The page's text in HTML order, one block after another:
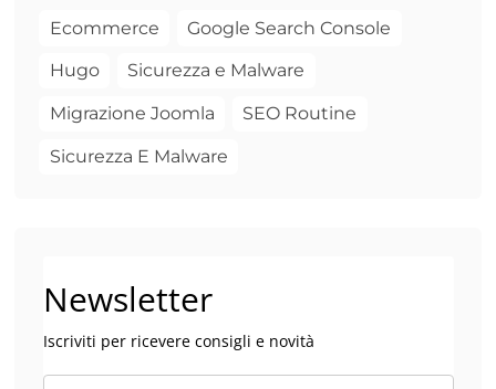
Ecommerce Google Search Console
Hugo Sicurezza e Malware
Migrazione Joomla SEO Routine
Sicurezza E Malware
Newsletter
Iscriviti per ricevere consigli e novità